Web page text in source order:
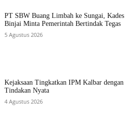
PT SBW Buang Limbah ke Sungai, Kades
Binjai Minta Pemerintah Bertindak Tegas
5 Agustus 2026
Kejaksaan Tingkatkan IPM Kalbar dengan
Tindakan Nyata
4 Agustus 2026